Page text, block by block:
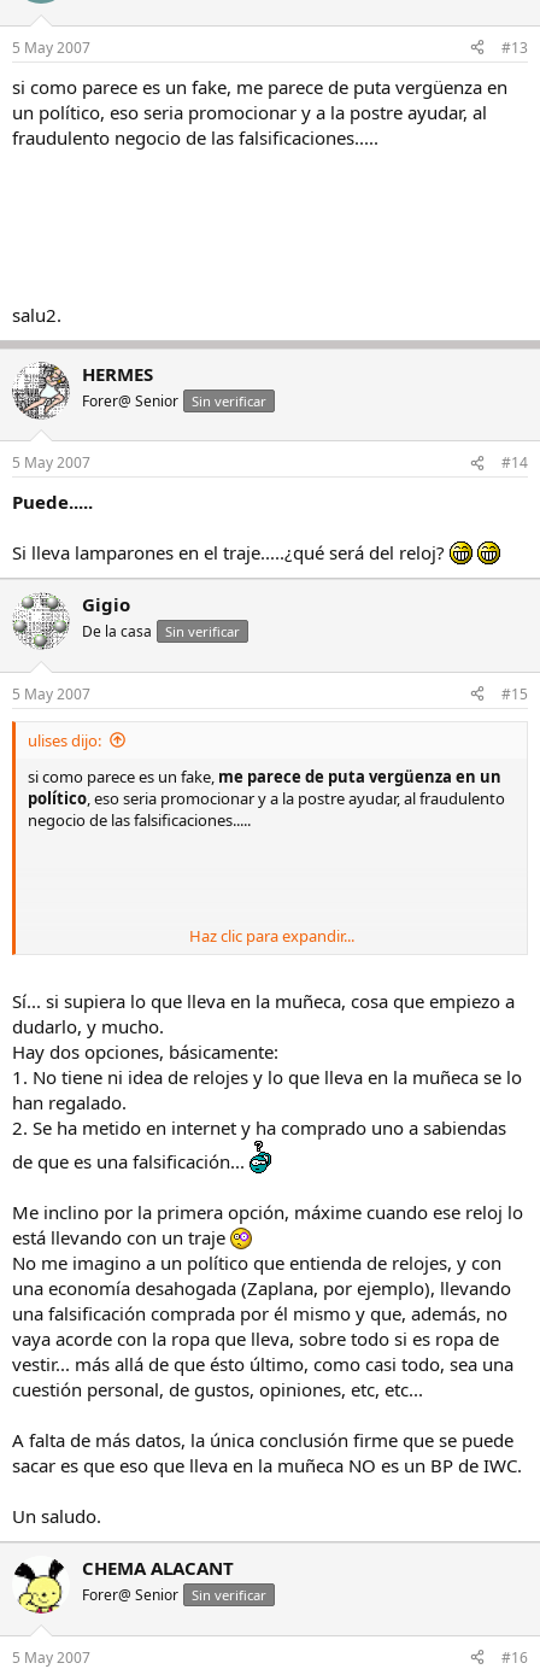
5 May 2007 #13
si como parece es un fake, me parece de puta vergüenza en
un político, eso seria promocionar y a la postre ayudar, al
fraudulento negocio de las falsificaciones.....
salu2.
HERMES
Forer@ Senior Sin verificar
5 May 2007 #14
Puede.....
Si lleva lamparones en el traje.....¿qué será del reloj?
Gigio
De la casa Sin verificar
5 May 2007 #15
ulises dijo:
si como parece es un fake, me parece de puta vergüenza en un
político , eso seria promocionar y a la postre ayudar, al fraudulento
negocio de las falsificaciones.....
Haz clic para expandir...
Sí... si supiera lo que lleva en la muñeca, cosa que empiezo a
dudarlo, y mucho.
Hay dos opciones, básicamente:
1. No tiene ni idea de relojes y lo que lleva en la muñeca se lo
han regalado.
2. Se ha metido en internet y ha comprado uno a sabiendas
de que es una falsificación...
Me inclino por la primera opción, máxime cuando ese reloj lo
está llevando con un traje
No me imagino a un político que entienda de relojes, y con
una economía desahogada (Zaplana, por ejemplo), llevando
una falsificación comprada por él mismo y que, además, no
vaya acorde con la ropa que lleva, sobre todo si es ropa de
vestir... más allá de que ésto último, como casi todo, sea una
cuestión personal, de gustos, opiniones, etc, etc...
A falta de más datos, la única conclusión firme que se puede
sacar es que eso que lleva en la muñeca NO es un BP de IWC.
Un saludo.
CHEMA ALACANT
Forer@ Senior Sin verificar
5 May 2007 #16